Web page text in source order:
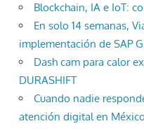
Blockchain, IA e IoT:
En solo 14 semanas,
implementación de SAP
Dash cam para calor
DURASHIFT
Cuando nadie
atención digital en México